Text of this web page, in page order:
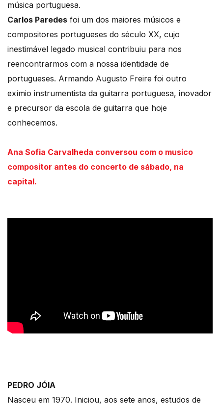
música portuguesa.
Carlos Paredes foi um dos maiores músicos e
compositores portugueses do século XX, cujo
inestimável legado musical contribuiu para nos
reencontrarmos com a nossa identidade de
portugueses. Armando Augusto Freire foi outro
exímio instrumentista da guitarra portuguesa, inovador
e precursor da escola de guitarra que hoje
conhecemos.
Ana Sofia Carvalheda conversou com o musico
compositor antes do concerto de sábado, na
capital.
PEDRO JÓIA
Nasceu em 1970. Iniciou, aos sete anos, estudos de